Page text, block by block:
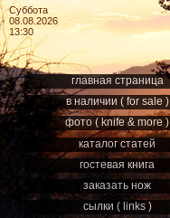
Суббота
08.08.2026
13:30
главная страница
в наличии ( for sale )
фото ( knife & more )
каталог статей
гостевая книга
заказать нож
сылки ( links )